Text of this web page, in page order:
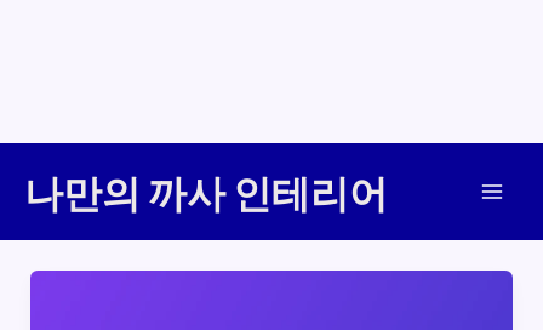
나만의 까사 인테리어